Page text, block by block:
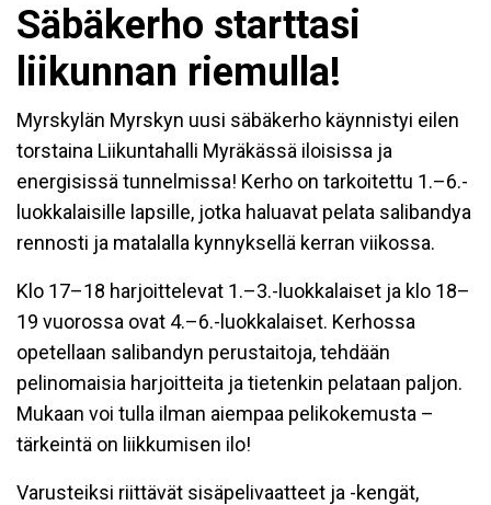
Säbäkerho starttasi
liikunnan riemulla!
Myrskylän Myrskyn uusi säbäkerho käynnistyi eilen
torstaina Liikuntahalli Myräkässä iloisissa ja
energisissä tunnelmissa! Kerho on tarkoitettu 1.–6.-
luokkalaisille lapsille, jotka haluavat pelata salibandya
rennosti ja matalalla kynnyksellä kerran viikossa.
Klo 17–18 harjoittelevat 1.–3.-luokkalaiset ja klo 18–
19 vuorossa ovat 4.–6.-luokkalaiset. Kerhossa
opetellaan salibandyn perustaitoja, tehdään
pelinomaisia harjoitteita ja tietenkin pelataan paljon.
Mukaan voi tulla ilman aiempaa pelikokemusta –
tärkeintä on liikkumisen ilo!
Varusteiksi riittävät sisäpelivaatteet ja -kengät,